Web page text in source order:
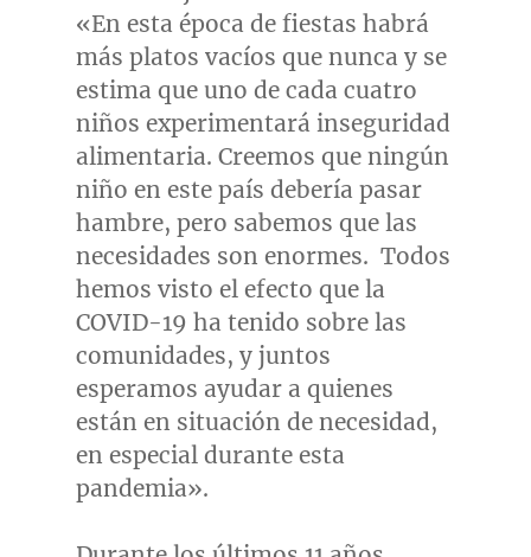
«En esta época de fiestas habrá
más platos vacíos que nunca y se
estima que uno de cada cuatro
niños experimentará inseguridad
alimentaria. Creemos que ningún
niño en este país debería pasar
hambre, pero sabemos que las
necesidades son enormes. Todos
hemos visto el efecto que la
COVID-19 ha tenido sobre las
comunidades, y juntos
esperamos ayudar a quienes
están en situación de necesidad,
en especial durante esta
pandemia».